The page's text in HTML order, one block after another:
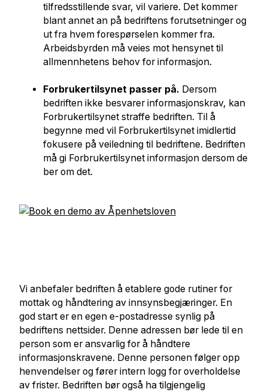
tilfredsstillende svar, vil variere. Det kommer
blant annet an på bedriftens forutsetninger og
ut fra hvem forespørselen kommer fra.
Arbeidsbyrden må veies mot hensynet til
allmennhetens behov for informasjon.
Forbrukertilsynet passer på. Dersom
bedriften ikke besvarer informasjonskrav, kan
Forbrukertilsynet straffe bedriften. Til å
begynne med vil Forbrukertilsynet imidlertid
fokusere på veiledning til bedriftene. Bedriften
må gi Forbrukertilsynet informasjon dersom de
ber om det.
Vi anbefaler bedriften å etablere gode rutiner for
mottak og håndtering av innsynsbegjæringer. En
god start er en egen e-postadresse synlig på
bedriftens nettsider. Denne adressen bør lede til en
person som er ansvarlig for å håndtere
informasjonskravene. Denne personen følger opp
henvendelser og fører intern logg for overholdelse
av frister. Bedriften bør også ha tilgjengelig